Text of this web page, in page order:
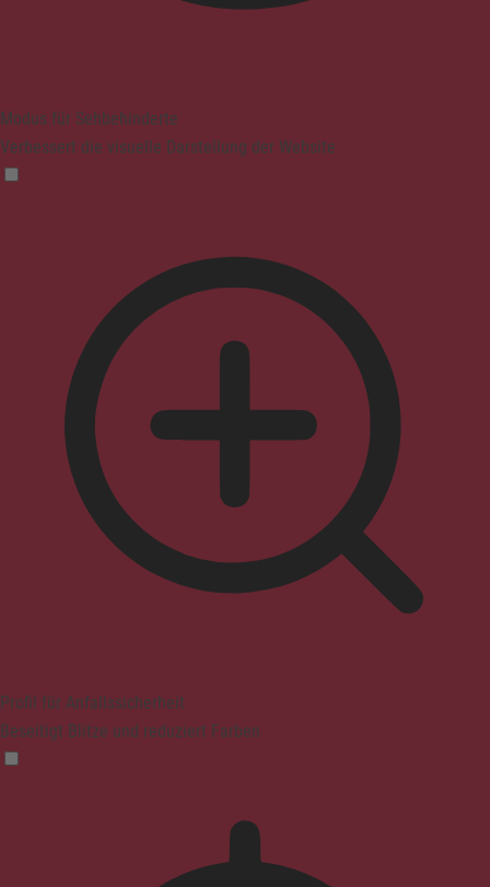
Modus für Sehbehinderte
Verbessert die visuelle Darstellung der Website
Profil für Anfallssicherheit
Beseitigt Blitze und reduziert Farben